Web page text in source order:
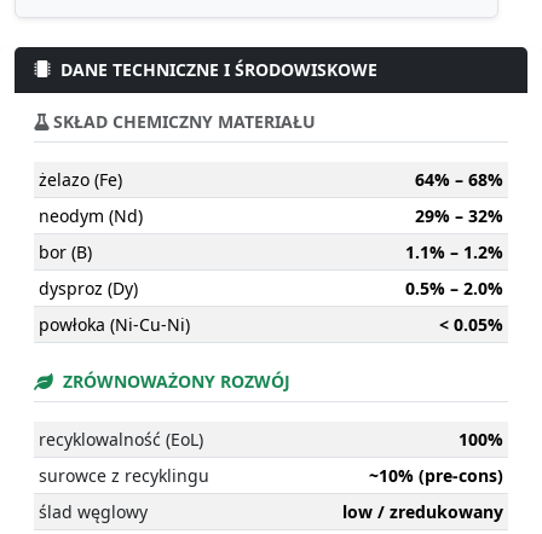
DANE TECHNICZNE I ŚRODOWISKOWE
SKŁAD CHEMICZNY MATERIAŁU
żelazo (Fe)
64% – 68%
neodym (Nd)
29% – 32%
bor (B)
1.1% – 1.2%
dysproz (Dy)
0.5% – 2.0%
powłoka (Ni-Cu-Ni)
< 0.05%
ZRÓWNOWAŻONY ROZWÓJ
recyklowalność (EoL)
100%
surowce z recyklingu
~10% (pre-cons)
ślad węglowy
low / zredukowany